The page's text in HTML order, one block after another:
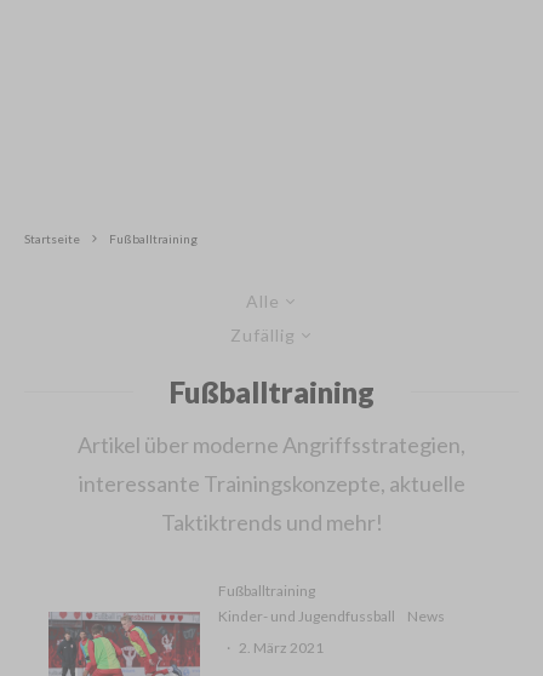
Startseite Fußballtraining
Alle
Zufällig
Fußballtraining
Artikel über moderne Angriffsstrategien,
interessante Trainingskonzepte, aktuelle
Taktiktrends und mehr!
Fußballtraining
Kinder- und Jugendfussball
News
· 2. März 2021